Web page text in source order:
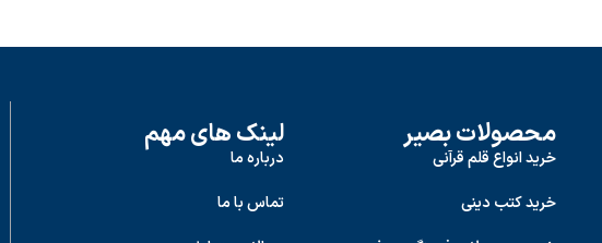
محصولات بصیر
خرید انواع قلم قرآنی
خرید کتب دینی
لینک های مهم
درباره ما
تماس با ما